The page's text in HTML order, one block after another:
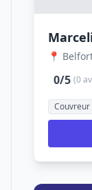
📍
0/5 (0
Couvreur